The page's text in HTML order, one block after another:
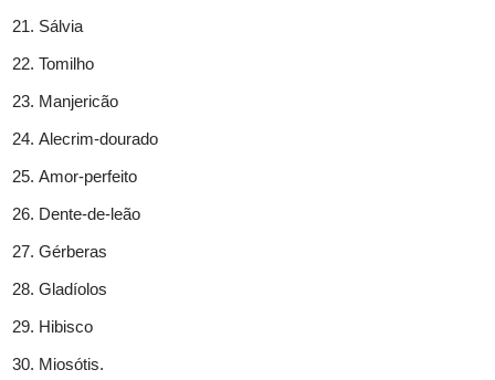
Sálvia
Tomilho
Manjericão
Alecrim-dourado
Amor-perfeito
Dente-de-leão
Gérberas
Gladíolos
Hibisco
Miosótis.